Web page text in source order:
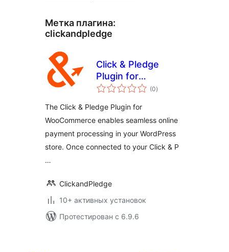
Метка плагина:
clickandpledge
Click & Pledge
Plugin for
WooCommerce
(0общий
рейтинг
)
The Click & Pledge Plugin for
WooCommerce enables seamless online
payment processing in your WordPress
store. Once connected to your Click & P
…
ClickandPledge
10+ активных установок
Протестирован с 6.9.6